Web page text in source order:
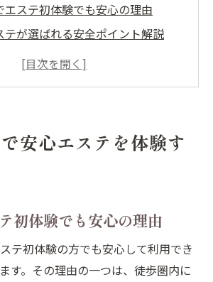
エステ初体験でも安心の理由
テが選ばれる安全ポイント解説
用時のサロン選びのコツとは
ージを選ぶ際に重視すべき安全性
安全性を見極めるチェックポイン
るスタッフ在籍エステの選び方
者が重視したいエステの安全対策
ッサージの違法性はあるのか解説
安心エステを体験す
初体験でも安心の理由
テ初体験の方でも安心して利用でき
す。その理由の一つは、徒歩圏内に